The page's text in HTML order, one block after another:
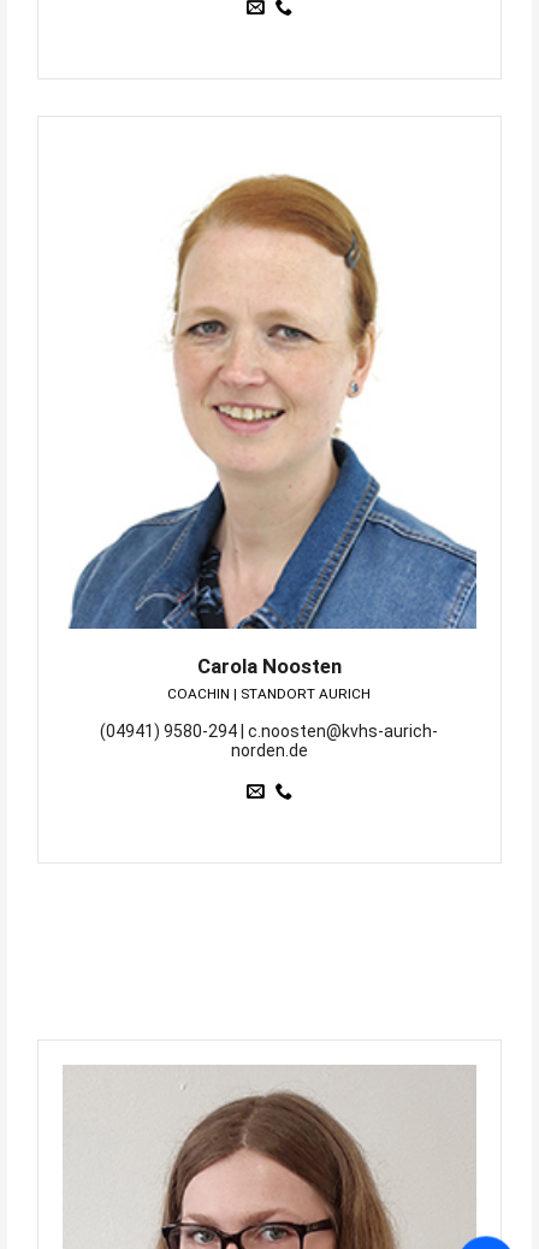
Carola Noosten
COACHIN | STANDORT AURICH
(04941) 9580-294 | c.noosten@kvhs-aurich-
norden.de